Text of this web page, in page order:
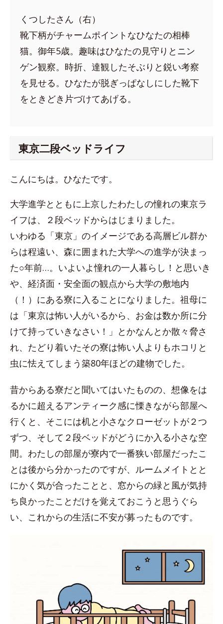
くつしたさん（右）
靴下柄がチャームポイントなひなたの相棒
猫。御年5歳。趣味はひなたの見守りとニン
ゲン観察。時折、達観したそぶりと鋭い考察
を見せる。ひなたが脱ぎっぱなしにした靴下
をときどき片づけてあげる。
東京二段ベッドライフ
こんにちは。ひなたです。
大学進学とともに上京したわたしの憧れの東京ラ
イフは、２段ベッドからはじまりました。
いわゆる「東京」のイメージである高層ビル群か
らは程遠い、森に囲まれた大学への進学が決まっ
た○年前…。いよいよ憧れの一人暮らし！と思いき
や、経済面・安全面の観点から大学の敷地内
（！）にある寮に入ることになりました。祖母に
は「東京は怖い人がいるから、お金は数か所に分
けて持っていきなさい！」とかなんとか散々脅さ
れ、たどり着いたその寮は怖い人よりもホコリと
虫に怯えてしまう築80年ほどの建物でした。
昔からある寮だと聞いてはいたものの、想像をは
るかに超えるアンティーク感に慄きながら部屋へ
行くと、そこには机と小さなクローゼットが２つ
ずつ、そして２段ベッドがどうにか入る小さな空
間。わたしの部屋が寮内で一番狭い部屋だったこ
とは後から分かったのですが、ルームメイトとと
にかく気が合ったことと、窓からの緑と風が気持
ち良かったことだけを覚えておこうと思うぐら
い、これからの生活に不安が募ったものです。